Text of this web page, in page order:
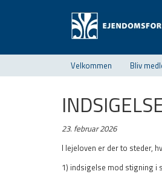
Velkommen Bliv
23. februar 2026
I lejeloven er der to steder,
1) indsigelse mod stigning i